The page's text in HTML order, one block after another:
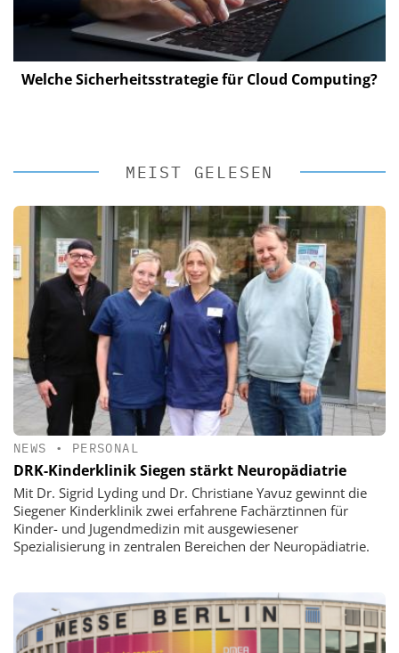
Welche Sicherheitsstrategie für Cloud Computing?
MEIST GELESEN
NEWS • PERSONAL
DRK-Kinderklinik Siegen stärkt Neuropädiatrie
Mit Dr. Sigrid Lyding und Dr. Christiane Yavuz gewinnt die
Siegener Kinderklinik zwei erfahrene Fachärztinnen für
Kinder- und Jugendmedizin mit ausgewiesener
Spezialisierung in zentralen Bereichen der Neuropädiatrie.